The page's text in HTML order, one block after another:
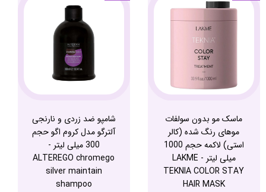
ماسک مو بدون سولفات
موهای رنگ شده (کالر
استی) لاکمه حجم 1000
میلی لیتر - LAKME
TEKNIA COLOR STAY
HAIR MASK
شامپو ضد زردی و نارنجی
آلترگو مدل کروم اگو حجم
300 میلی لیتر -
ALTEREGO chromego
silver maintain
shampoo